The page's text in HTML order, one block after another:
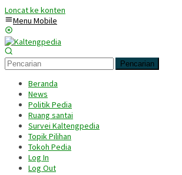
Loncat ke konten
Menu Mobile
Pencarian
Beranda
News
Politik Pedia
Ruang santai
Survei Kaltengpedia
Topik Pilihan
Tokoh Pedia
Log In
Log Out